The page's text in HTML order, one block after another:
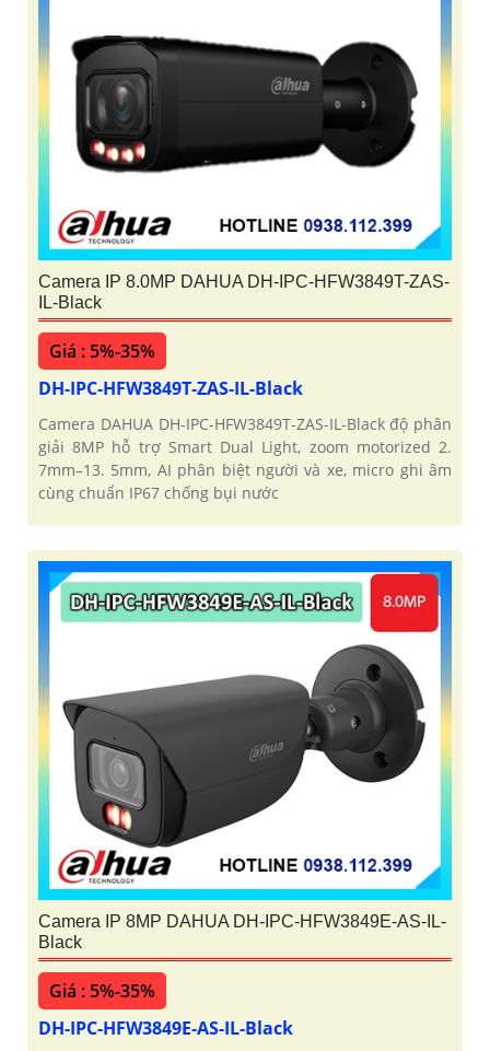
Camera IP 8.0MP DAHUA DH-IPC-HFW3849T-ZAS-
IL-Black
Giá : 5%-35%
DH-IPC-HFW3849T-ZAS-IL-Black
Camera DAHUA DH-IPC-HFW3849T-ZAS-IL-Black độ phân
giải 8MP hỗ trợ Smart Dual Light, zoom motorized 2.
7mm–13. 5mm, AI phân biệt người và xe, micro ghi âm
cùng chuẩn IP67 chống bụi nước
Camera IP 8MP DAHUA DH-IPC-HFW3849E-AS-IL-
Black
Giá : 5%-35%
DH-IPC-HFW3849E-AS-IL-Black